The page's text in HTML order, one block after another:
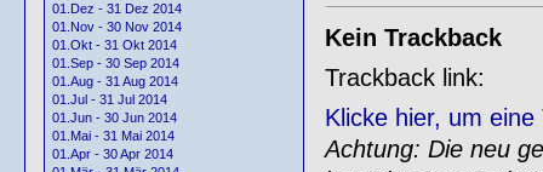
01.Dez - 31 Dez 2014
01.Nov - 30 Nov 2014
01.Okt - 31 Okt 2014
01.Sep - 30 Sep 2014
01.Aug - 31 Aug 2014
01.Jul - 31 Jul 2014
01.Jun - 30 Jun 2014
01.Mai - 31 Mai 2014
01.Apr - 30 Apr 2014
Kein Trackback
Trackback link:
Klicke hier, um
Achtung: Die neu